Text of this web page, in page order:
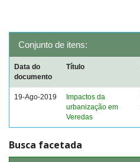
Conjunto de itens:
Data do
documento
Título
19-Ago-2019
Impactos da
urbanização em
Veredas
Busca facetada